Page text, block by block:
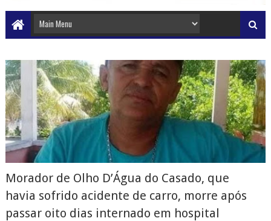
Morador de Olho D’Água do Casado, que
havia sofrido acidente de carro, morre após
passar oito dias internado em hospital